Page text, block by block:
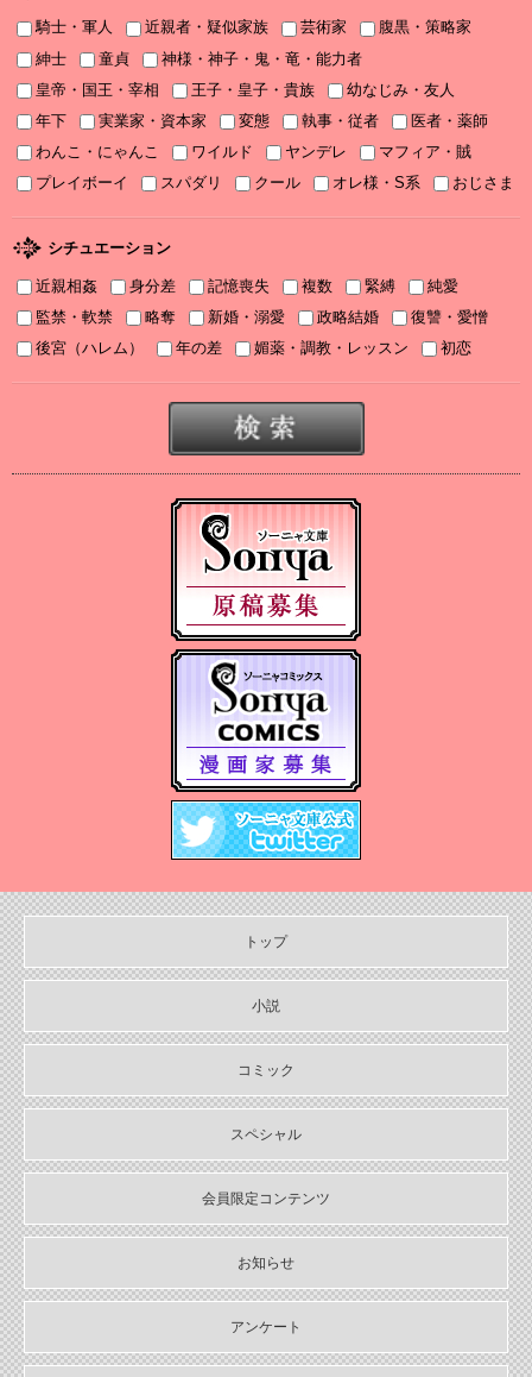
2025/11/08
書泉2025年TLフェア ソーニャ文庫・Sonyaコミックス参加♡
2025/11/06
2025年11月刊電子書籍配信のお知らせ
2025年10月刊電子書籍配信のお知らせ
2025/09/03
2025年９月刊電子書籍配信のお知らせ
2025/08/05
2025年８月刊電子書籍配信のお知らせ
2025年７月刊電子書籍配信のお知らせ
2025年５月刊電子書籍配信のお知らせ
2025年４月刊電子書籍配信のお知らせ
2025年３月刊電子書籍配信のお知らせ
【Sonyaコミックス 電子書店配信開始】悪人の恋１、みそっかす
2024年12月刊電子書籍配信のお知らせ
【11月６日発売】Sonyaコミックス『悪人の恋1』『みそっかす王女
の結婚事情1』特典情報
2024/10/29
【11月上旬〜12月上旬】Sonyaコミックス４周年フェア特典情報
2024/10/29
【期間限定無料配信！】Sonyaコミックス【単話お試し読み合本
版】
2024/10/04
2024年10月刊電子書籍配信のお知らせ
2024/09/04
2024年９月刊電子書籍配信のお知らせ
2024/08/05
2024年８月刊電子書籍配信のお知らせ
2024/07/03
2024年７月刊電子書籍配信のお知らせ
騎士・軍人 近親者・疑似家族 芸術家
腹黒・策略家
紳士
童貞
神様・神子・鬼・竜・能力者
皇帝・国王・宰相
王子・皇子・貴族
幼なじみ・友人
年下
実業家・資本家 変態 執事・従者
医者・薬師
わんこ・にゃんこ
ワイルド ヤンデレ
マフィア・賊
プレイボーイ
スパダリ クール オレ様・S系 おじさま
シチュエーション
近親相姦 身分差 記憶喪失 複数 緊縛
純愛
監禁・軟禁
略奪 新婚・溺愛 政略結婚
復讐・愛憎
後宮（ハレム）
年の差 媚薬・調教・レッスン 初恋
トップ
小説
コミック
スペシャル
会員限定コンテンツ
お知らせ
アンケート